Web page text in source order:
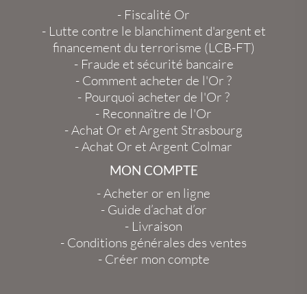
- Fiscalité Or
- Lutte contre le blanchiment d'argent et
financement du terrorisme (LCB-FT)
- Fraude et sécurité bancaire
- Comment acheter de l'Or ?
- Pourquoi acheter de l'Or ?
- Reconnaître de l'Or
-Achat Or et Argent Strasbourg
-Achat Or et Argent Colmar
MON COMPTE
-Acheter or en ligne
- Guide d’achat d’or
- Livraison
- Conditions générales des ventes
- Créer mon compte